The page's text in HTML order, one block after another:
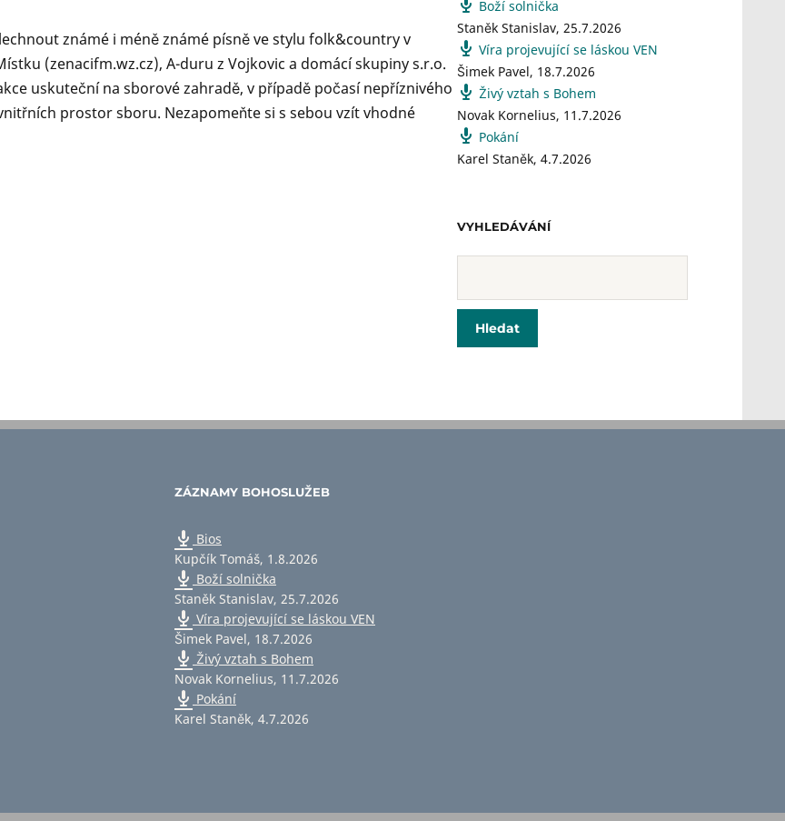
známé i méně známé písně ve stylu folk&country v
(zenacifm.wz.cz), A-duru z Vojkovic a domácí skupiny s.r.o.
uskuteční na sborové zahradě, v případě počasí nepříznivého
prostor sboru. Nezapomeňte si s sebou vzít vhodné
Boží solnička
Staněk Stanislav,25.7.2026
Víra projevující se láskou VEN
Šimek Pavel, 18.7.2026
Živý vztah s Bohem
Novak Kornelius, 11.7.2026
Pokání
Karel Staněk,4.7.2026
VYHLEDÁVÁNÍ
ZÁZNAMY BOHOSLUŽEB
Bios
Kupčík Tomáš, 1.8.2026
Boží solnička
Staněk Stanislav, 25.7.2026
Víra projevující se láskou VEN
Šimek Pavel, 18.7.2026
Živý vztah s Bohem
Novak Kornelius, 11.7.2026
Pokání
Karel Staněk, 4.7.2026